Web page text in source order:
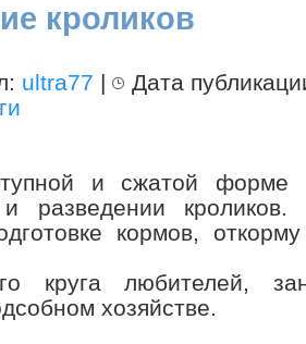
кроликов
ultra77 |
Дата
и сжатой форме
разведении кроликов.
кормов,
круга любителей,
хозяйстве.